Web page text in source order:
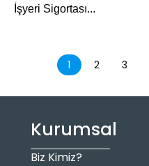
İşyeri Sigortası...
1 2 3
Kurumsal
Biz Kimiz?